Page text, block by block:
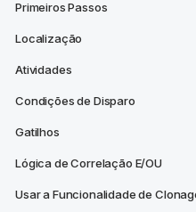
Primeiros Passos
Localização
Atividades
Condições de Disparo
Gatilhos
Lógica de Correlação E/OU
Usar a Funcionalidade de
O Nome deve
curto do que o
procurar por um
🙋‍♂‍ Login do
Para criar um gatilho em